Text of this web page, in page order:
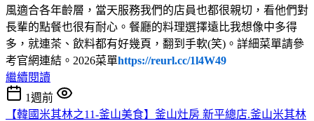
風適合各年齡層，當天服務我們的店員也都很親切，看他們對
長輩的點餐也很有耐心。餐廳的料理選擇遠比我想像中多得
多，就連茶、飲料都有好幾頁，翻到手軟(笑)。詳細菜單請參
考官網連結。2026菜單https://reurl.cc/1l4W49
繼續閱讀
1週前
【韓國米其林之11-釜山美食】釜山灶房 新平總店.釜山米其林